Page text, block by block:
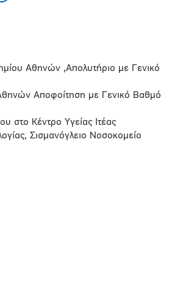
Αθηνών ,Απολυτήριο με Γενικό
Αποφοίτηση με Γενικό Βαθμό
στο Κέντρο Υγείας Ιτέας
Σισμανόγλειο Νοσοκομείο